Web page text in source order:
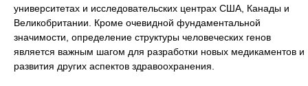
университетах и исследовательских центрах США, Канады и
Великобритании. Кроме очевидной фундаментальной
значимости, определение структуры человеческих генов
является важным шагом для разработки новых медикаментов и
развития других аспектов здравоохранения.